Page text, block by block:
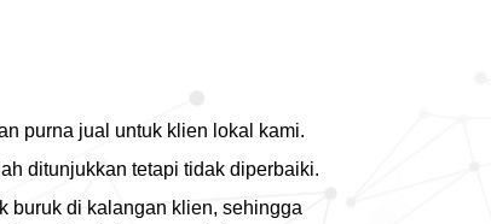
purna jual untuk klien lokal kami.
ditunjukkan tetapi tidak diperbaiki.
buruk di kalangan klien, sehingga